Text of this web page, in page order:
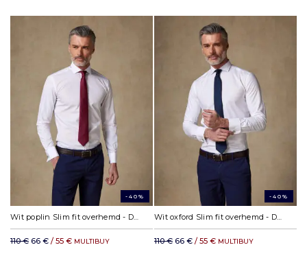
-40%
Wit poplin Slim fit overhemd - Dubbele manchetten
110 € 66 € / 55 € MULTIBUY
-40%
Wit oxford Slim fit overhemd - Dubbele manchetten
110 € 66 € / 55 € MULTIBUY